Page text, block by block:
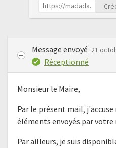
Message envoyé 21
Réceptionné
Monsieur le Maire,
Par le présent mail,
éléments envoyés par votre
Par ailleurs, je suis